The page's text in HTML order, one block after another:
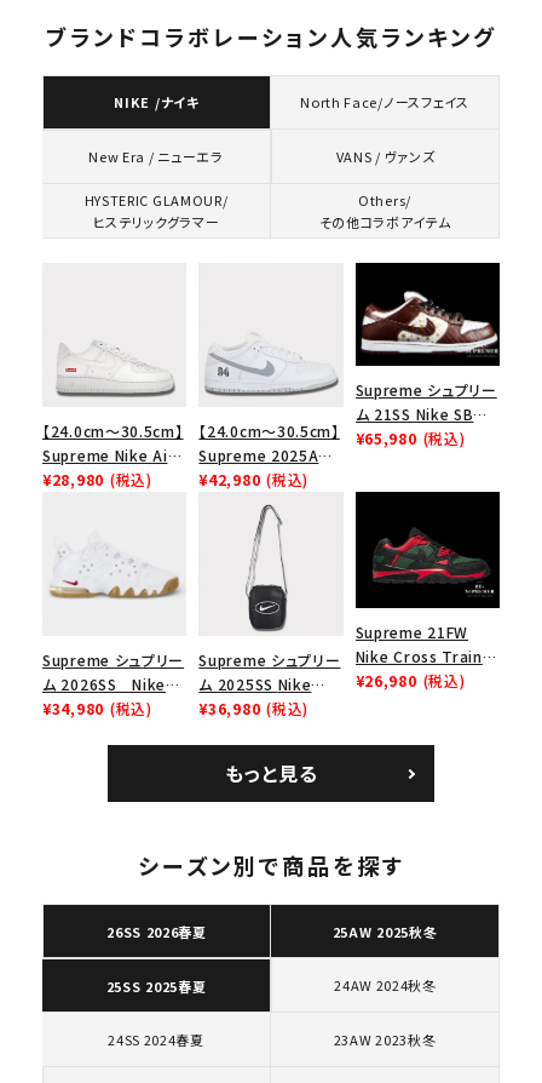
キーワードから探す
2025AW 2025SS
カテゴリーから探す
コラボレーションブランドから探す
シーズンから探す
ブランドコラボレーション人気ランキング
NIKE /ナイキ North Face/ノースフェイス
New Era / ニューエラ VANS / ヴァンズ
HYSTERIC GLAMOUR/
ヒステリックグラマー
Others/
その他コラボアイテム
【24.0cm～30.5cm】
Supreme Nike Air
Force 1 Low シュプ
ューズ ホワイト
¥28,980 (税込)
【24.0cm～30.5cm】
Supreme 2025AW
Nike SB Dunk Low
ナイキ SB ダンク ロ
ー スニーカー ホワイ
¥42,980 (税込)
Supreme シュプリー
ム 21SS Nike SB
Dunk Low ナイキSB
¥65,980 (税込)
Supreme シュプリー
ム 2026SS Nike
SB Air Max 2 CB 94
¥34,980 (税込)
Supreme シュプリー
ム 2025SS Nike
Leather Shoulder
ク 黒
¥36,980 (税込)
Supreme 21FW
Nike Cross Trainer
Low ナイキクロスト
¥26,980 (税込)
もっと見る
シーズン別で商品を探す
26SS 2026春夏 25AW 2025秋冬
25SS 2025春夏 24AW 2024秋冬
24SS 2024春夏 23AW 2023秋冬